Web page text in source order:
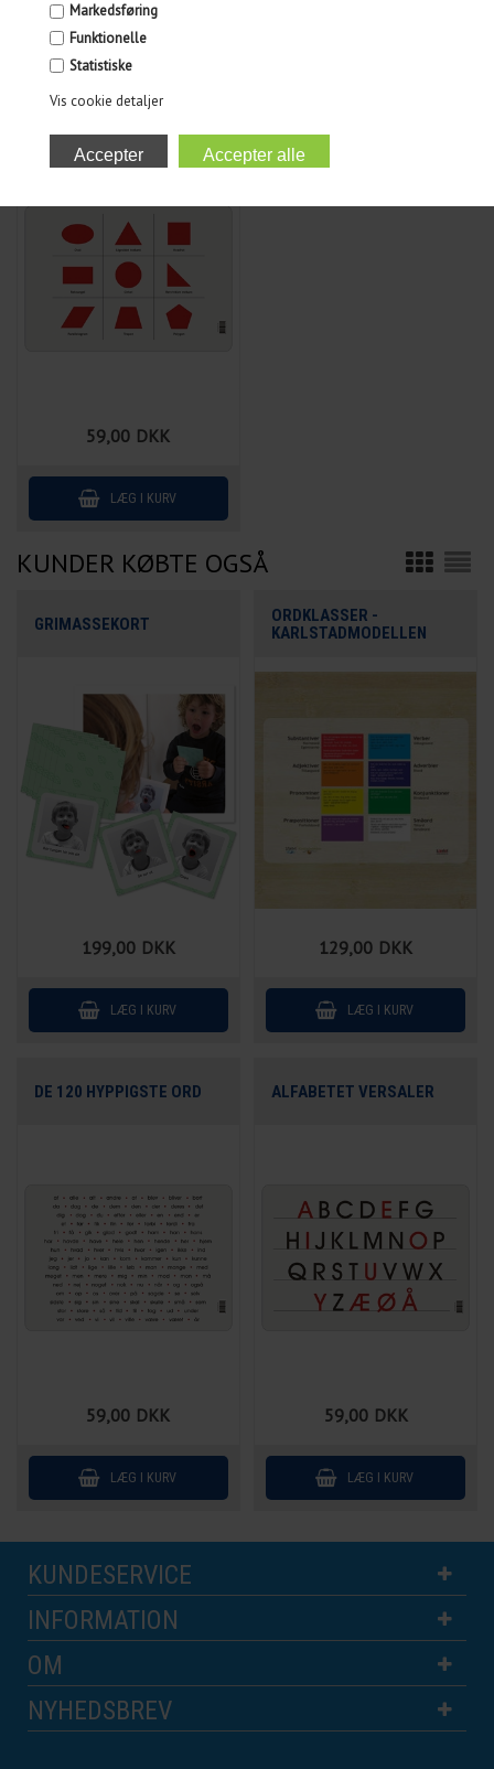
Markedsføring
Funktionelle
Statistiske
Vis cookie detaljer
GEOMETRISKE FIGURER
59,00 DKK
KUNDER KØBTE OGSÅ
GRIMASSEKORT
199,00 DKK
ORDKLASSER -
KARLSTADMODELLEN
129,00 DKK
DE 120 HYPPIGSTE ORD
59,00 DKK
ALFABETET VERSALER
59,00 DKK
KUNDESERVICE
INFORMATION
OM
NYHEDSBREV